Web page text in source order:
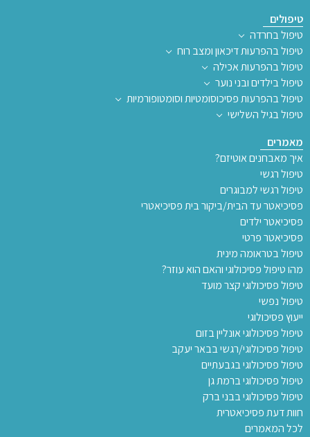
טיפולים
טיפול בחרדה
טיפול בהפרעות דיכאון ומצב רוח
טיפול בהפרעות אכילה
טיפול בילדים ובני נוער
טיפול בהפרעות פסיכוסומטיות וסומטופורמיות
טיפול בגיל השלישי
מאמרים
איך מאבחנים אוטיזם?
טיפול רגשי
טיפול רגשי למבוגרים
פסיכיאטר עד הבית/ביקור בית פסיכיאטרי
פסיכיאטר ילדים
פסיכיאטר פרטי
טיפול בטראומה מינית
מהו טיפול פסיכולוגי והאם הוא עוזר?
טיפול פסיכולוגי קצר מועד
טיפול נפשי
ייעוץ פסיכולוגי
טיפול פסיכולוגי אונליין בזום
טיפול פסיכולוגי/רגשי בבאר יעקב
טיפול פסיכולוגי בגבעתיים
טיפול פסיכולוגי ברמת גן
טיפול פסיכולוגי בבני ברק
חוות דעת פסיכיאטרית
לכל המאמרים